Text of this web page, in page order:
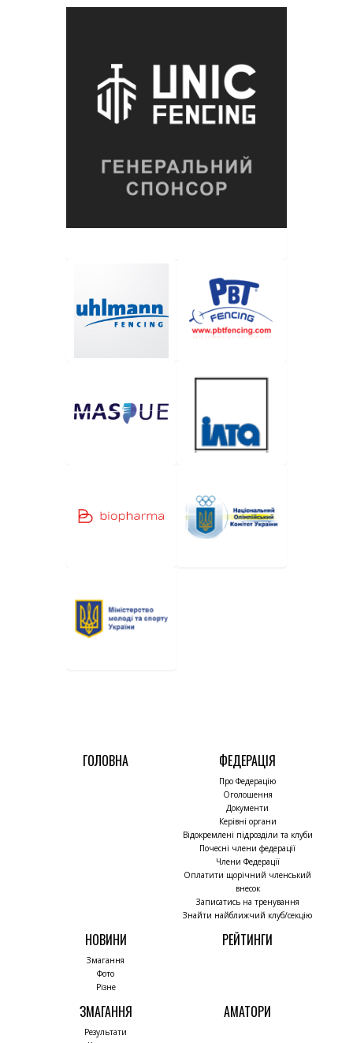
ГОЛОВНА ФЕДЕРАЦІЯ
Про Федерацію
Оголошення
Документи
Керівні органи
Відокремлені підрозділи та клуби
Почесні члени федерації
Члени Федерації
Оплатити щорічний членський
внесок
Записатись на тренування
Знайти найближчий клуб/секцію
НОВИНИ
Змагання
Фото
Різне
РЕЙТИНГИ
ЗМАГАННЯ
Результати
АМАТОРИ